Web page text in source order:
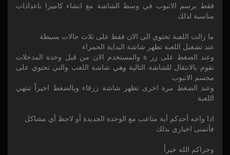
فقط برسم الانبوب في وسط الشاشة مع انشاء كاميرا باعدادات
مناسبة لذلك
ما زالت اللعبة تحتوي الى الان فقط على ثلاث حالات بسيطة
عند تشغيل اللعبة تظهر شاشة البداية الحمراء
وعند الضغط على زر s والمستخدم الان من قبل وحدة المدخلات
نقوم بالانتقال للشاشة التالية وهي شاشة اللعب والتي تحتوي على
مجسم الانبوب
وعند الضغط مرة اخرى تظهر شاشة زرقاء وبالضغط اخيراً تنتهي
اللعبة
اذا واجه أحدكم أية متاعب مع الوحدة الجديدة أو لاحظ أي مشاكل
فأتمنى اخباري بذلك
وجزاكم الله خيراً